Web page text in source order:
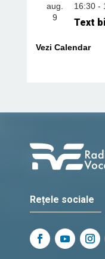
aug.
9
16:30-
Text
Vezi Calendar
Rețele sociale